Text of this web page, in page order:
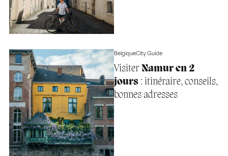
BelgiqueCity Guide
Visiter Namur en 2
jours: itinéraire, conseils,
bonnes adresses